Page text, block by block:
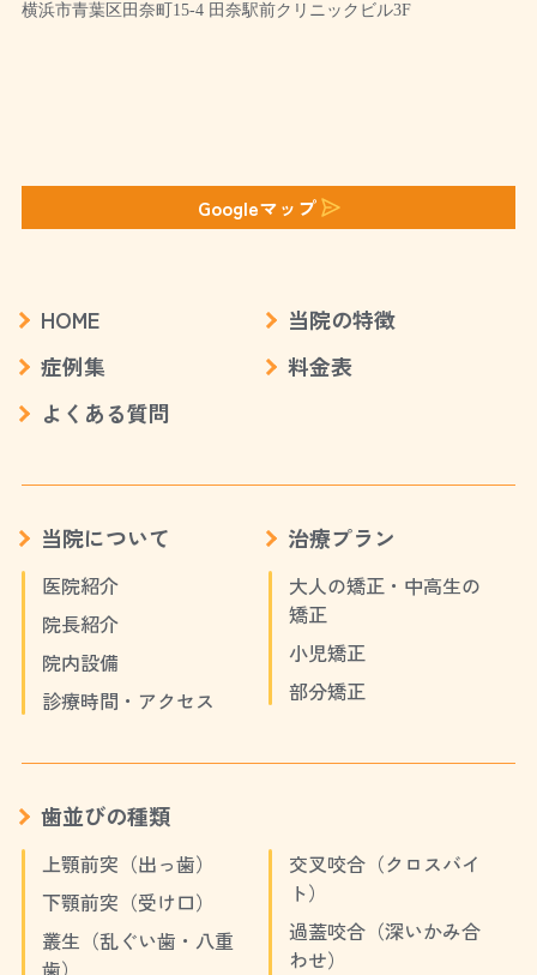
横浜市青葉区田奈町15-4 田奈駅前クリニックビル3F
Googleマップ
HOME
当院の特徴
症例集
料金表
よくある質問
当院について
医院紹介
院長紹介
院内設備
診療時間・アクセス
治療プラン
大人の矯正・中高生の
矯正
小児矯正
部分矯正
歯並びの種類
上顎前突（出っ歯）
下顎前突（受け口）
叢生（乱ぐい歯・八重
歯）
交叉咬合（クロスバイ
ト）
過蓋咬合（深いかみ合
わせ）